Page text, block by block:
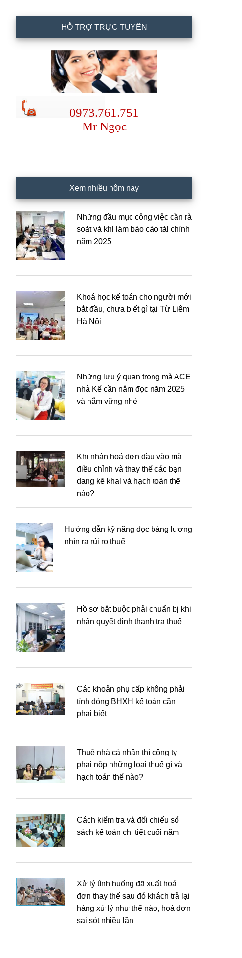
HỖ TRỢ TRỰC TUYẾN
0973.761.751
Mr Ngọc
Xem nhiều hôm nay
Những đầu mục công việc cần rà
soát và khi làm báo cáo tài chính
năm 2025
Khoá học kế toán cho người mới
bắt đầu, chưa biết gì tại Từ Liêm
Hà Nội
Những lưu ý quan trọng mà ACE
nhà Kế cần nắm đọc năm 2025
và nắm vững nhé
Khi nhận hoá đơn đầu vào mà
điều chỉnh và thay thế các bạn
đang kê khai và hạch toán thế
nào?
Hướng dẫn kỹ năng đọc bảng lương
nhìn ra rủi ro thuế
Hồ sơ bắt buộc phải chuẩn bị khi
nhận quyết định thanh tra thuế
Các khoản phụ cấp không phải
tính đóng BHXH kế toán cần
phải biết
Thuê nhà cá nhân thì công ty
phải nộp những loại thuế gì và
hạch toán thế nào?
Cách kiểm tra và đối chiếu sổ
sách kế toán chi tiết cuối năm
Xử lý tình huống đã xuất hoá
đơn thay thế sau đó khách trả lại
hàng xử lý như thế nào, hoá đơn
sai sót nhiều lần